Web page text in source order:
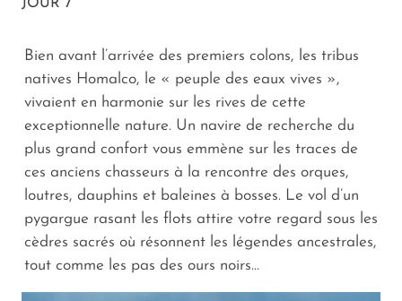
JOUR 7
Bien avant l’arrivée des premiers colons, les tribus
natives Homalco, le « peuple des eaux vives »,
vivaient en harmonie sur les rives de cette
exceptionnelle nature. Un navire de recherche du
plus grand confort vous emmène sur les traces de
ces anciens chasseurs à la rencontre des orques,
loutres, dauphins et baleines à bosses. Le vol d’un
pygargue rasant les flots attire votre regard sous les
cèdres sacrés où résonnent les légendes ancestrales,
tout comme les pas des ours noirs…